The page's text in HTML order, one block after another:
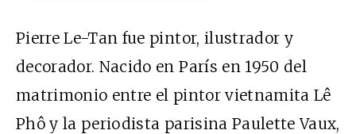
Pierre Le-Tan fue pintor, ilustrador y
decorador. Nacido en París en 1950 del
matrimonio entre el pintor vietnamita Lê
Phô y la periodista parisina Paulette Vaux,